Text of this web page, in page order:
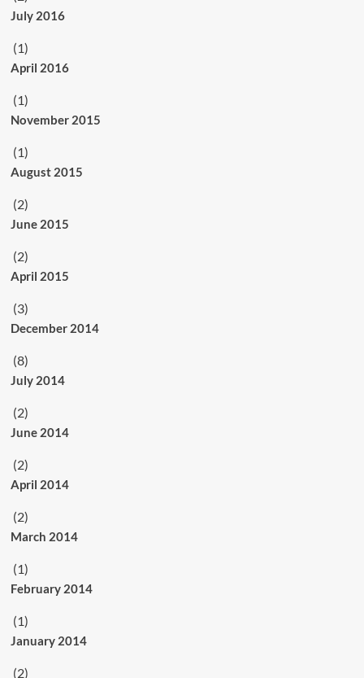
July 2016
(1)
April 2016
(1)
November 2015
(1)
August 2015
(2)
June 2015
(2)
April 2015
(3)
December 2014
(8)
July 2014
(2)
June 2014
(2)
April 2014
(2)
March 2014
(1)
February 2014
(1)
January 2014
(2)